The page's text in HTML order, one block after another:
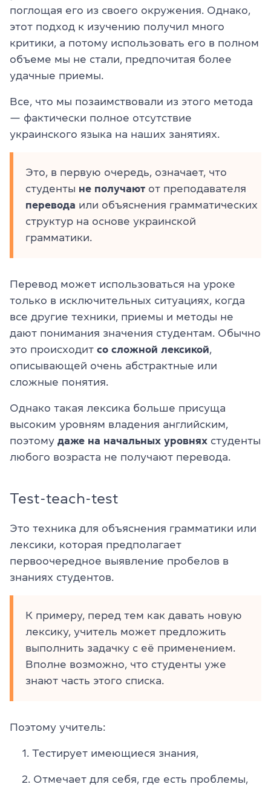
поглощая его из своего окружения. Однако,
этот подход к изучению получил много
критики, а потому использовать его в полном
объеме мы не стали, предпочитая более
удачные приемы.
Все, что мы позаимствовали из этого метода
— фактически полное отсутствие
украинского языка на наших занятиях.
Это, в первую очередь, означает, что
студенты не получают от преподавателя
перевода или объяснения грамматических
структур на основе украинской
грамматики.
Перевод может использоваться на уроке
только в исключительных ситуациях, когда
все другие техники, приемы и методы не
дают понимания значения студентам. Обычно
это происходит со сложной лексикой,
описывающей очень абстрактные или
сложные понятия.
Однако такая лексика больше присуща
высоким уровням владения английским,
поэтому даже на начальных уровнях студенты
любого возраста не получают перевода.
Test-teach-test
Это техника для объяснения грамматики или
лексики, которая предполагает
первоочередное выявление пробелов в
знаниях студентов.
К примеру, перед тем как давать новую
лексику, учитель может предложить
выполнить задачку с её применением.
Вполне возможно, что студенты уже
знают часть этого списка.
Поэтому учитель:
Тестирует имеющиеся знания,
Отмечает для себя, где есть проблемы,